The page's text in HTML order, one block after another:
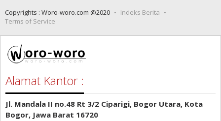
Copyrights : Woro-woro.com @2020
Indeks Berita
Terms of Service
Alamat Kantor :
Jl. Mandala II no.48 Rt 3/2 Ciparigi, Bogor Utara, Kota
Bogor, Jawa Barat 16720